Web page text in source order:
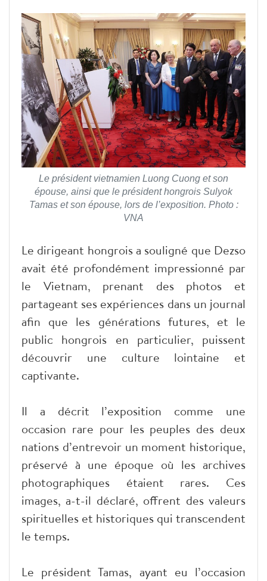
Le président vietnamien Luong Cuong et son
épouse, ainsi que le président hongrois Sulyok
Tamas et son épouse, lors de l’exposition. Photo :
VNA
Le dirigeant hongrois a souligné que Dezso
avait été profondément impressionné par
le Vietnam, prenant des photos et
partageant ses expériences dans un journal
afin que les générations futures, et le
public hongrois en particulier, puissent
découvrir une culture lointaine et
captivante.
Il a décrit l’exposition comme une
occasion rare pour les peuples des deux
nations d’entrevoir un moment historique,
préservé à une époque où les archives
photographiques étaient rares. Ces
images, a-t-il déclaré, offrent des valeurs
spirituelles et historiques qui transcendent
le temps.
Le président Tamas, ayant eu l’occasion